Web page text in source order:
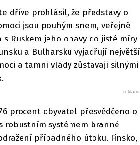
dříve prohlásil, že představy o
jsou pouhým snem, veřejné
Ruskem jeho obavy do jisté míry
a Bulharsku vyjadřují největší
a tamní vlády zůstávají silnými
procent obyvatel přesvědčeno o
robustním systémem branné
případného útoku. Finsko,